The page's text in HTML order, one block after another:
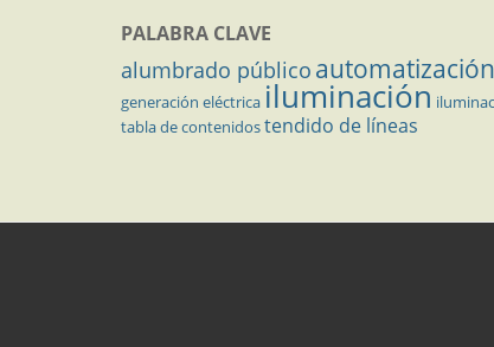
PALABRA CLAVE
alumbrado público automatización
generación eléctrica iluminación
tabla de contenidostendido de líneas